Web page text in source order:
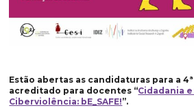
Estão abertas as candidaturas para a
acreditado para docentes “Cidadania
Ciberviolência: bE_SAFE!”.